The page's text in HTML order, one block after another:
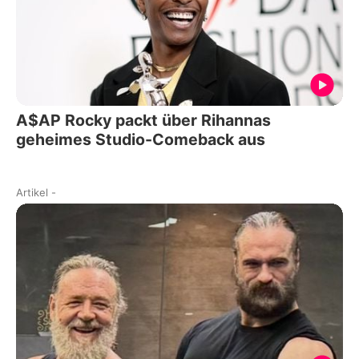
A$AP Rocky packt über Rihannas
geheimes Studio-Comeback aus
Artikel -